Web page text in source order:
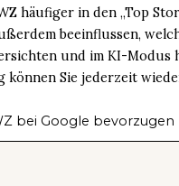
häufiger in den „Top
beeinflussen,
und im KI-Modus
können Sie jederzeit
bei Google bevorzugen